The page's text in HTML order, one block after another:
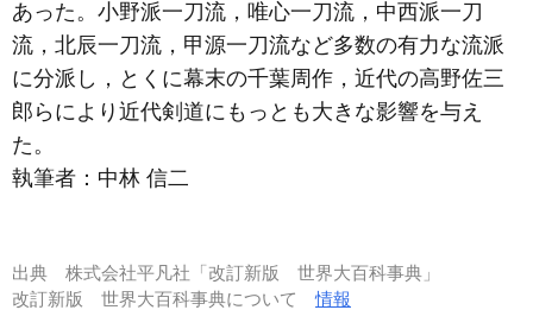
あった。小野派一刀流，唯心一刀流，中西派一刀
流，北辰一刀流，甲源一刀流など多数の有力な流派
に分派し，とくに幕末の千葉周作，近代の高野佐三
郎らにより近代剣道にもっとも大きな影響を与え
た。
執筆者： 中林 信二
出典 株式会社平凡社「改訂新版 世界大百科事典」
改訂新版 世界大百科事典について情報